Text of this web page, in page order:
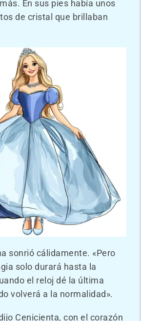
En sus pies había unos
de cristal que brillaban
sonrió cálidamente. «Pero
solo durará hasta la
el reloj dé la última
volverá a la normalidad».
Cenicienta, con el corazón